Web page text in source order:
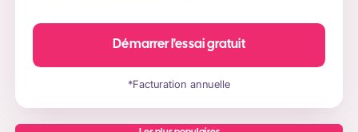
Démarrer l'essai gratuit
*Facturation annuelle